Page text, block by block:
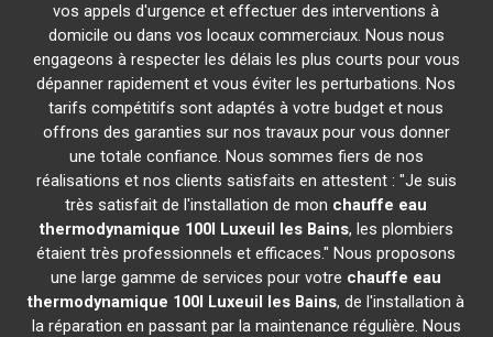
vos appels d'urgence et effectuer des interventions à
domicile ou dans vos locaux commerciaux. Nous nous
engageons à respecter les délais les plus courts pour vous
dépanner rapidement et vous éviter les perturbations. Nos
tarifs compétitifs sont adaptés à votre budget et nous
offrons des garanties sur nos travaux pour vous donner
une totale confiance. Nous sommes fiers de nos
réalisations et nos clients satisfaits en attestent : "Je suis
très satisfait de l'installation de mon chauffe eau
thermodynamique 100l Luxeuil les Bains, les plombiers
étaient très professionnels et efficaces." Nous proposons
une large gamme de services pour votre chauffe eau
thermodynamique 100l Luxeuil les Bains, de l'installation à
la réparation en passant par la maintenance régulière. Nous